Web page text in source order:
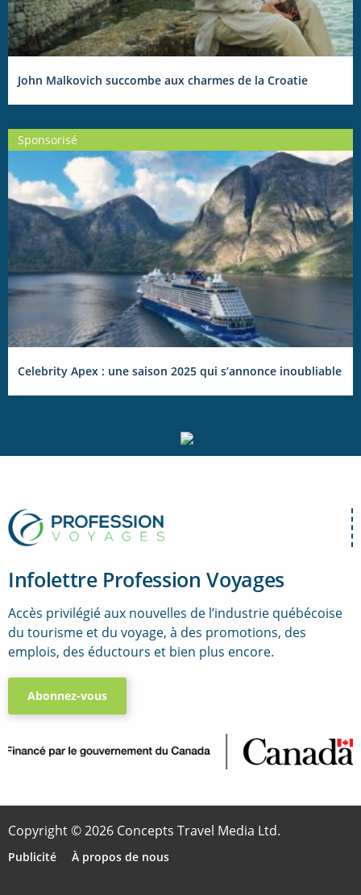
John Malkovich succombe aux charmes de la Croatie
Sponsorisé
Celebrity Apex : une saison 2025 qui s’annonce inoubliable
Infolettre Profession Voyages
Accès privilégié aux nouvelles de l’industrie québécoise
du tourisme et du voyage, à des promotions, des
emplois, des éductours et bien plus encore.
Abonnez-vous
Copyright © 2026 Concepts Travel Media Ltd.
Publicité À propos de nous